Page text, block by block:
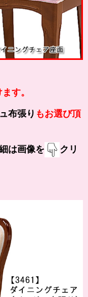
す。
布張り もお選び頂
は画像を
クリ